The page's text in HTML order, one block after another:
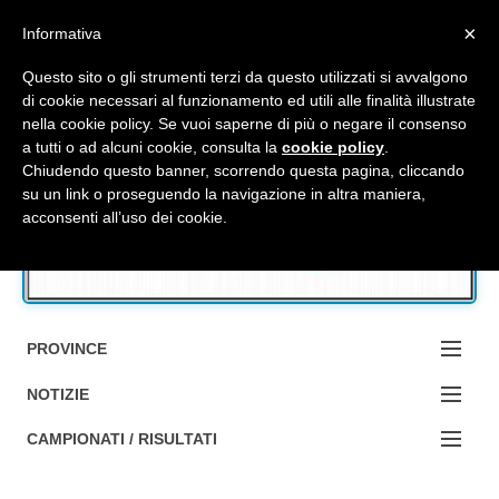
Accedi / Registrati
Contattaci
PROVINCE
EDIZIONE:
BOLOGNA
NOTIZIE
NOTIZIE:
CAMPIONATI / RISULTATI
×
Informativa
Questo sito o gli strumenti terzi da questo utilizzati si avvalgono
di cookie necessari al funzionamento ed utili alle finalità illustrate
nella cookie policy. Se vuoi saperne di più o negare il consenso
a tutti o ad alcuni cookie, consulta la cookie policy
Chiudendo questo banner, scorrendo questa pagina, cliccando
su un link o proseguendo la navigazione in altra maniera,
acconsenti all’uso dei cookie.